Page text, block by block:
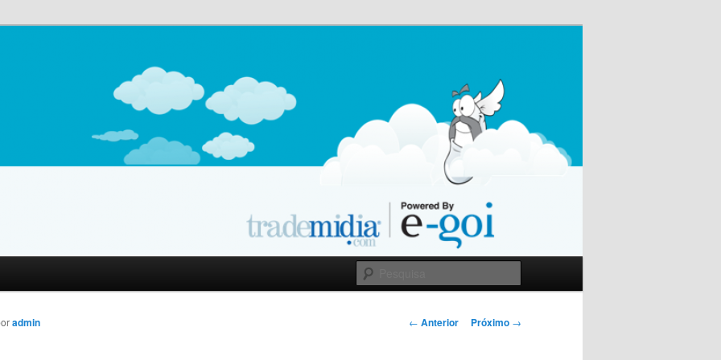
by E-goi | Blog
Navegação
← Anterior Próximo →
admin